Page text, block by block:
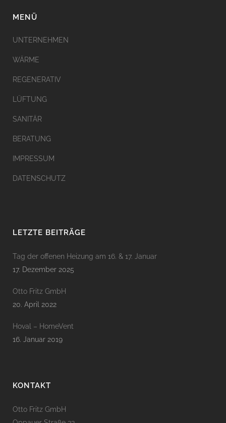
MENÜ
UNTERNEHMEN
WÄRME
REGENERATIV
LÜFTUNG
SANITÄR
BERATUNG
IMPRESSUM
DATENSCHUTZ
LETZTE BEITRÄGE
Tag der offenen Heizung am 16. & 17. Januar
17. Dezember 2025
Otto Fritz GmbH
20. April 2022
Hoval – HomeVent
16. Januar 2019
KONTAKT
Otto Fritz GmbH